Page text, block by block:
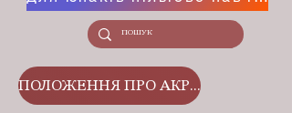
ПОЛОЖЕННЯ ПРО АКРЕДИТАЦІЮ ОСВІТНІХ ПРОГРАМ